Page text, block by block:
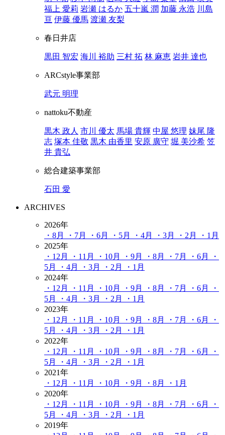
福上 愛莉 岩瀬 はるか 五十嵐 潤 加藤 永浩 川島
亘 伊藤 優馬 渡瀬 友梨
春日井店
黒田 智宏 海川 裕助 三村 拓 林 麻恵 岩井 達也
ARCstyle事業部
武元 明理
nattoku不動産
黒木 政人 市川 優太 馬場 貴輝 中屋 悠理 妹尾 隆
志 塚本 佳敬 黒木 由香里 安原 廣守 堀 美沙希 笠
井 貴弘
総合建築事業部
石田 愛
ARCHIVES
2026年
・8月
・7月 ・6月 ・5月 ・4月 ・3月 ・2月
・1月
2025年
・12月
・11月 ・10月 ・9月 ・8月 ・7月 ・6月
・
5月
・4月 ・3月 ・2月
・1月
2024年
・12月
・11月 ・10月 ・9月 ・8月 ・7月 ・6月
・
5月
・4月 ・3月 ・2月
・1月
2023年
・12月
・11月 ・10月 ・9月 ・8月 ・7月 ・6月
・
5月
・4月 ・3月 ・2月
・1月
2022年
・12月
・11月 ・10月 ・9月 ・8月 ・7月 ・6月
・
5月
・4月 ・3月 ・2月
・1月
2021年
・12月
・11月 ・10月 ・9月 ・8月
・1月
2020年
・12月
・11月 ・10月 ・9月 ・8月 ・7月 ・6月
・
5月
・4月 ・3月 ・2月
・1月
2019年